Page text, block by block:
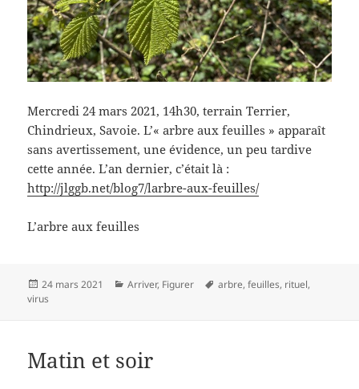
Mercredi 24 mars 2021, 14h30, terrain Terrier,
Chindrieux, Savoie. L’« arbre aux feuilles » apparaît
sans avertissement, une évidence, un peu tardive
cette année. L’an dernier, c’était là :
http://jlggb.net/blog7/larbre-aux-feuilles/
L’arbre aux feuilles
Publié
le
24 mars 2021 Catégories
Arriver, Figurer
Mots-
arbre,feuilles, rituel,
virus
Matin et soir